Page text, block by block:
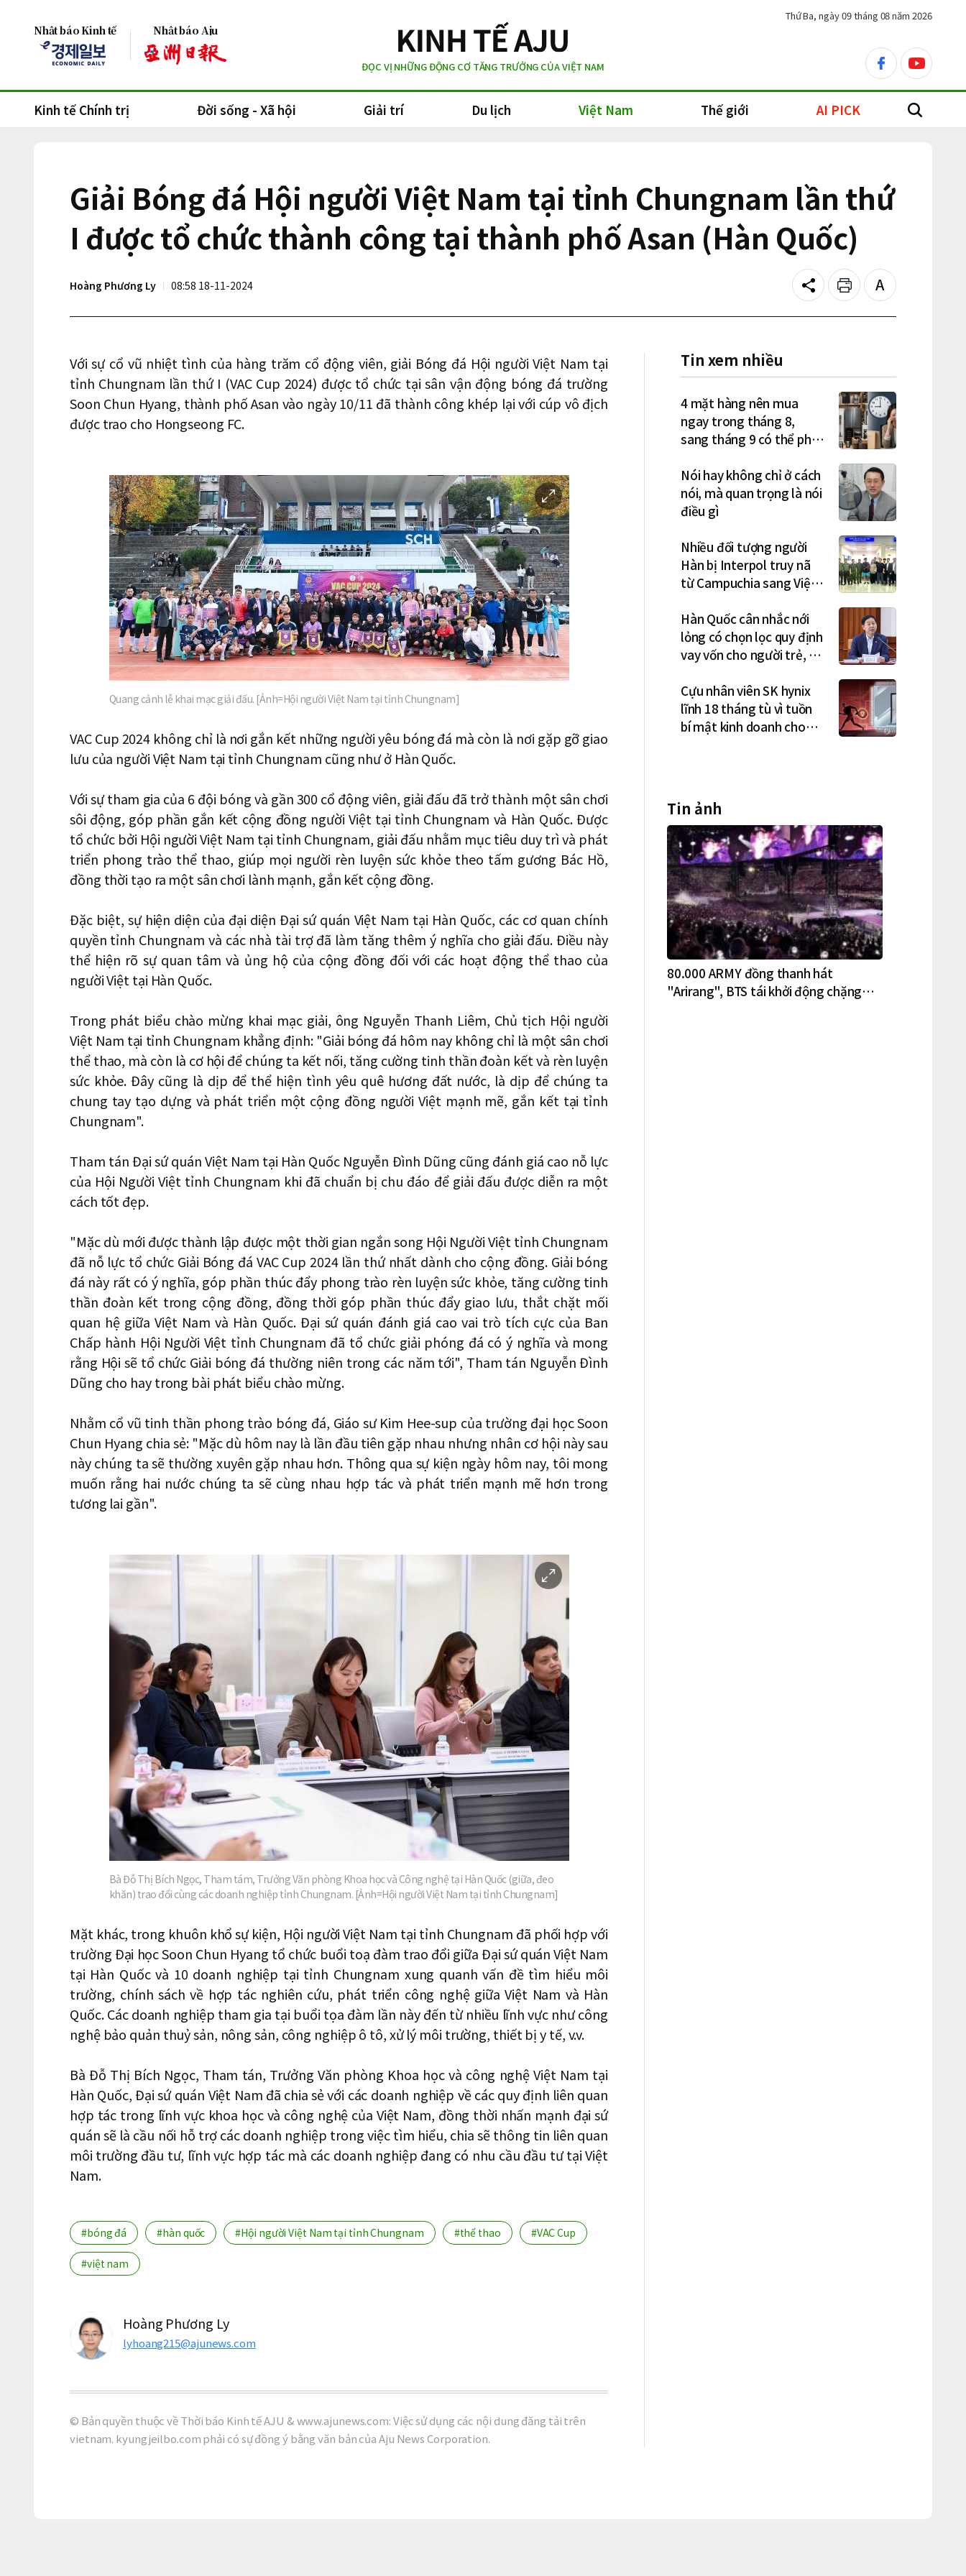
Nhật báo Kinh tế Nhật báo Aju
ĐỌC VỊ NHỮNG ĐỘNG CƠ TĂNG TRƯỞNG CỦA VIỆT NAM
facebookyoutube
Thứ Ba, ngày 09 tháng 08 năm 2026
Kinh tế Chính trị Đời sống - Xã hội Giải trí Du lịch Việt Nam Thế giới AI PICK search
Giải Bóng đá Hội người Việt Nam tại tỉnh Chungnam lần thứ
I được tổ chức thành công tại thành phố Asan (Hàn Quốc)
Hoàng Phương Ly 08:58 18-11-2024 Share Print
Text
size
Với sự cổ vũ nhiệt tình của hàng trăm cổ động viên, giải Bóng đá Hội người Việt Nam tại
tỉnh Chungnam lần thứ I (VAC Cup 2024) được tổ chức tại sân vận động bóng đá trường
Soon Chun Hyang, thành phố Asan vào ngày 10/11 đã thành công khép lại với cúp vô địch
được trao cho Hongseong FC.
이
미
지
확
대
Quang cảnh lễ khai mạc giải đấu. [Ảnh=Hội người Việt Nam tại tỉnh Chungnam]
VAC Cup 2024 không chỉ là nơi gắn kết những người yêu bóng đá mà còn là nơi gặp gỡ giao
lưu của người Việt Nam tại tỉnh Chungnam cũng như ở Hàn Quốc.
Với sự tham gia của 6 đội bóng và gần 300 cổ động viên, giải đấu đã trở thành một sân chơi
sôi động, góp phần gắn kết cộng đồng người Việt tại tỉnh Chungnam và Hàn Quốc. Được
tổ chức bởi Hội người Việt Nam tại tỉnh Chungnam, giải đấu nhằm mục tiêu duy trì và phát
triển phong trào thể thao, giúp mọi người rèn luyện sức khỏe theo tấm gương Bác Hồ,
đồng thời tạo ra một sân chơi lành mạnh, gắn kết cộng đồng.
Đặc biệt, sự hiện diện của đại diện Đại sứ quán Việt Nam tại Hàn Quốc, các cơ quan chính
quyền tỉnh Chungnam và các nhà tài trợ đã làm tăng thêm ý nghĩa cho giải đấu. Điều này
thể hiện rõ sự quan tâm và ủng hộ của cộng đồng đối với các hoạt động thể thao của
người Việt tại Hàn Quốc.
Trong phát biểu chào mừng khai mạc giải, ông Nguyễn Thanh Liêm, Chủ tịch Hội người
Việt Nam tại tỉnh Chungnam khẳng định: "Giải bóng đá hôm nay không chỉ là một sân chơi
thể thao, mà còn là cơ hội để chúng ta kết nối, tăng cường tinh thần đoàn kết và rèn luyện
sức khỏe. Đây cũng là dịp để thể hiện tình yêu quê hương đất nước, là dịp để chúng ta
chung tay tạo dựng và phát triển một cộng đồng người Việt mạnh mẽ, gắn kết tại tỉnh
Chungnam".
Tham tán Đại sứ quán Việt Nam tại Hàn Quốc Nguyễn Đình Dũng cũng đánh giá cao nỗ lực
của Hội Người Việt tỉnh Chungnam khi đã chuẩn bị chu đáo để giải đấu được diễn ra một
cách tốt đẹp.
"Mặc dù mới được thành lập được một thời gian ngắn song Hội Người Việt tỉnh Chungnam
đã nỗ lực tổ chức Giải Bóng đá VAC Cup 2024 lần thứ nhất dành cho cộng đồng. Giải bóng
đá này rất có ý nghĩa, góp phần thúc đẩy phong trào rèn luyện sức khỏe, tăng cường tinh
thần đoàn kết trong cộng đồng, đồng thời góp phần thúc đẩy giao lưu, thắt chặt mối
quan hệ giữa Việt Nam và Hàn Quốc. Đại sứ quán đánh giá cao vai trò tích cực của Ban
Chấp hành Hội Người Việt tỉnh Chungnam đã tổ chức giải phóng đá có ý nghĩa và mong
rằng Hội sẽ tổ chức Giải bóng đá thường niên trong các năm tới", Tham tán Nguyễn Đình
Dũng cho hay trong bài phát biểu chào mừng.
Nhằm cổ vũ tinh thần phong trào bóng đá, Giáo sư Kim Hee-sup của trường đại học Soon
Chun Hyang chia sẻ: "Mặc dù hôm nay là lần đầu tiên gặp nhau nhưng nhân cơ hội này sau
này chúng ta sẽ thường xuyên gặp nhau hơn. Thông qua sự kiện ngày hôm nay, tôi mong
muốn rằng hai nước chúng ta sẽ cùng nhau hợp tác và phát triển mạnh mẽ hơn trong
tương lai gần".
이
미
확
대
Bà Đỗ Thị Bích Ngọc, Tham tám, Trưởng Văn phòng Khoa học và Công nghệ tại Hàn Quốc (giữa, đeo
khăn) trao đổi cùng các doanh nghiệp tỉnh Chungnam. [Ảnh=Hội người Việt Nam tại tỉnh Chungnam]
Mặt khác, trong khuôn khổ sự kiện, Hội người Việt Nam tại tỉnh Chungnam đã phối hợp với
trường Đại học Soon Chun Hyang tổ chức buổi toạ đàm trao đổi giữa Đại sứ quán Việt Nam
tại Hàn Quốc và 10 doanh nghiệp tại tỉnh Chungnam xung quanh vấn đề tìm hiểu môi
trường, chính sách về hợp tác nghiên cứu, phát triển công nghệ giữa Việt Nam và Hàn
Quốc. Các doanh nghiệp tham gia tại buổi tọa đàm lần này đến từ nhiều lĩnh vực như công
nghệ bảo quản thuỷ sản, nông sản, công nghiệp ô tô, xử lý môi trường, thiết bị y tế, v.v.
Bà Đỗ Thị Bích Ngọc, Tham tán, Trưởng Văn phòng Khoa học và công nghệ Việt Nam tại
Hàn Quốc, Đại sứ quán Việt Nam đã chia sẻ với các doanh nghiệp về các quy định liên quan
hợp tác trong lĩnh vực khoa học và công nghệ của Việt Nam, đồng thời nhấn mạnh đại sứ
quán sẽ là cầu nối hỗ trợ các doanh nghiệp trong việc tìm hiểu, chia sẽ thông tin liên quan
môi trường đầu tư, lĩnh vực hợp tác mà các doanh nghiệp đang có nhu cầu đầu tư tại Việt
Nam.
#bóng đá #hàn quốc #Hội người Việt Nam tại tỉnh Chungnam #thể thao #VAC Cup
#việt nam
Hoàng Phương Ly
lyhoang215@ajunews.com
© Bản quyền thuộc về Thời báo Kinh tế AJU & www.ajunews.com: Việc sử dụng các nội dung đăng tải trên
vietnam. kyungjeilbo.com phải có sự đồng ý bằng văn bản của Aju News Corporation.
Tin xem nhiều
4 mặt hàng nên mua
ngay trong tháng 8,
sang tháng 9 có thể phải
Nói hay không chỉ ở cách
nói, mà quan trọng là nói
điều gì
Nhiều đối tượng người
Hàn bị Interpol truy nã
từ Campuchia sang Việt
Hàn Quốc cân nhắc nới
lỏng có chọn lọc quy định
vay vốn cho người trẻ, vợ
Cựu nhân viên SK hynix
lĩnh 18 tháng tù vì tuồn
bí mật kinh doanh cho
Tin ảnh
80.000 ARMY đồng thanh hát
"Arirang", BTS tái khởi động chặng